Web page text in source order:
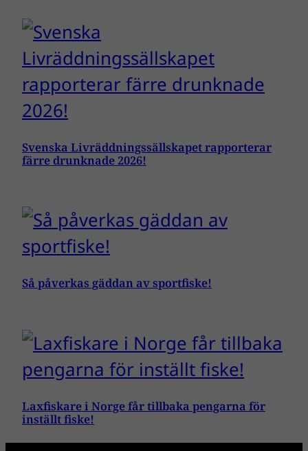
Svenska Livräddningssällskapet rapporterar
färre drunknade 2026!
Så påverkas gäddan av sportfiske!
Laxfiskare i Norge får tillbaka pengarna för
inställt fiske!